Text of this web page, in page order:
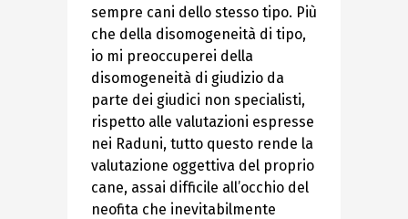
sempre cani dello stesso tipo. Più
che della disomogeneità di tipo,
io mi preoccuperei della
disomogeneità di giudizio da
parte dei giudici non specialisti,
rispetto alle valutazioni espresse
nei Raduni, tutto questo rende la
valutazione oggettiva del proprio
cane, assai difficile all’occhio del
neofita che inevitabilmente